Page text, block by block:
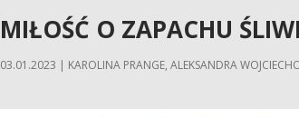
MIŁOŚĆ O ZAPACHU
03.01.2023 | KAROLINA PRANGE, ALEKSANDRA